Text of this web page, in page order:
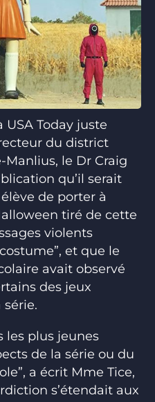
Today juste
du district
le Dr Craig
qu’il serait
de porter à
tiré de cette
violents
et que le
avait observé
des jeux
les plus jeunes
de la série ou du
a écrit Mme Tice,
s’étendait aux